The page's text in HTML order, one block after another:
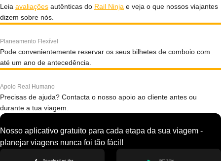
Leia avaliações autênticas do Rail Ninja e veja o que nossos viajantes
dizem sobre nós.
Planeamento Flexível
Pode convenientemente reservar os seus bilhetes de comboio com
até um ano de antecedência.
Apoio Real Humano
Precisas de ajuda? Contacta o nosso apoio ao cliente antes ou
durante a tua viagem.
Nosso aplicativo gratuito para cada etapa da sua viagem -
planejar viagens nunca foi tão fácil!